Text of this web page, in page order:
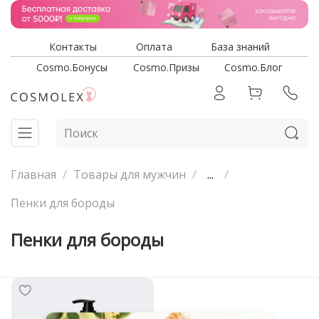
Контакты Оплата
База знаний
Cosmo.Бонусы
Cosmo.Призы Cosmo.Блог
Главная Товары для мужчин
...
Пенки для бороды
Пенки для бороды